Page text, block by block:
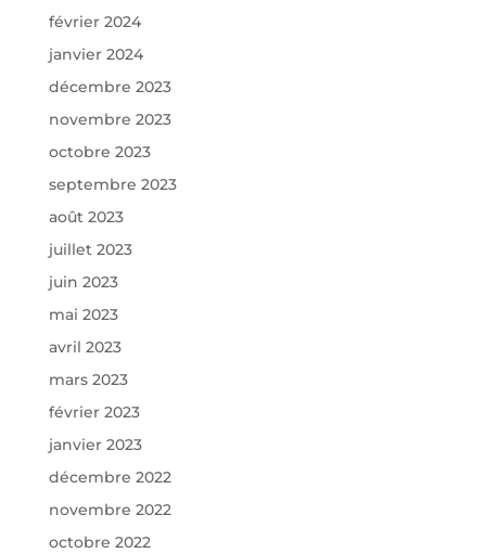
février 2024
janvier 2024
décembre 2023
novembre 2023
octobre 2023
septembre 2023
août 2023
juillet 2023
juin 2023
mai 2023
avril 2023
mars 2023
février 2023
janvier 2023
décembre 2022
novembre 2022
octobre 2022